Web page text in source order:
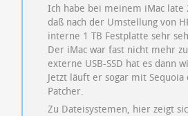
Ich habe bei meinem iMac late
daß nach der Umstellung von
interne 1 TB Festplatte sehr
Der iMac war fast nicht mehr
externe USB-SSD hat es dann
Jetzt läuft er sogar mit Sequoia
Patcher.
Zu Dateisystemen, hier zeigt